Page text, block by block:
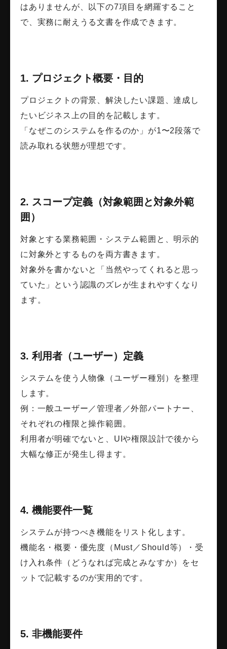
はありませんが、以下の7項目を網羅すること
で、実務に耐えうる文書を作成できます。
1. プロジェクト概要・目的
プロジェクトの背景、解決したい課題、達成し
たいビジネス上の目的を記載します。
「なぜこのシステムを作るのか」が1〜2段落で
読み取れる状態が理想です。
2. スコープ定義（対象範囲と対象外範
囲）
対象とする業務範囲・システム範囲と、明示的
に対象外とするものを両方書きます。
対象外を書かないと「当然やってくれると思っ
ていた」という認識のズレが生まれやすくなり
ます。
3. 利用者（ユーザー）定義
システムを使う人物像（ユーザー種別）を整理
します。
例：一般ユーザー／管理者／外部パートナー、
それぞれの権限と操作範囲。
利用者が明確でないと、UIや権限設計で後から
大幅な修正が発生し得ます。
4. 機能要件一覧
システムが持つべき機能をリスト化します。
機能名・概要・優先度（Must／Should等）・受
け入れ条件（どうなれば完成とみなすか）をセ
ットで記載するのが実用的です。
5. 非機能要件